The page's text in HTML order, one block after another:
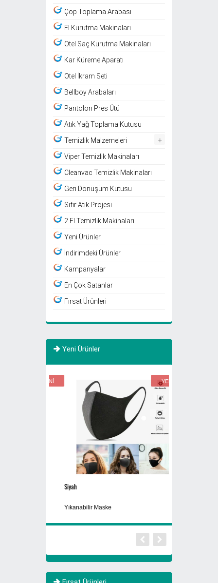
Çöp Toplama Arabası
El Kurutma Makinaları
Otel Saç Kurutma Makinaları
Kar Küreme Aparatı
Otel İkram Seti
Bellboy Arabaları
Pantolon Pres Ütü
Atık Yağ Toplama Kutusu
Temizlik Malzemeleri +
Viper Temizlik Makinaları
Cleanvac Temizlik Makinaları
Geri Dönüşüm Kutusu
Sıfır Atık Projesi
2.El Temizlik Makinaları
Yeni Ürünler
İndirimdeki Ürünler
Kampanyalar
En Çok Satanlar
Fırsat Ürünleri
Yeni Ürünler
Yıkanabilir Maske